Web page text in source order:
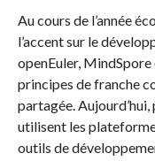
Au cours de l’année
l’accent sur le
openEuler,
principes de franche
partagée.
utilisent les
outils de